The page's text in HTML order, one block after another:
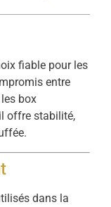
fiable pour les
entre
box
offre stabilité,
dans la